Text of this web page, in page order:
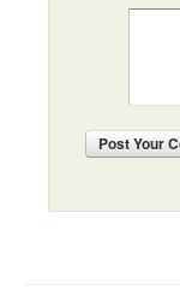
PostYour